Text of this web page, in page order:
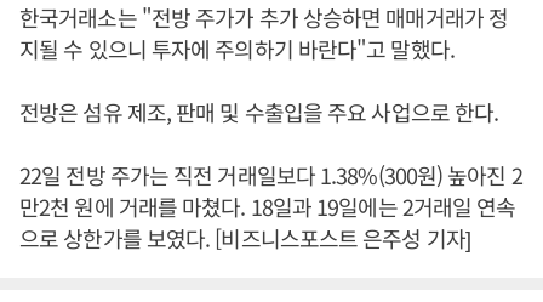
한국거래소는 "전방 주가가 추가 상승하면 매매거래가 정
지될 수 있으니 투자에 주의하기 바란다"고 말했다.
전방은 섬유 제조, 판매 및 수출입을 주요 사업으로 한다.
22일 전방 주가는 직전 거래일보다 1.38%(300원) 높아진 2
만2천 원에 거래를 마쳤다. 18일과 19일에는 2거래일 연속
으로 상한가를 보였다. [비즈니스포스트 은주성 기자]